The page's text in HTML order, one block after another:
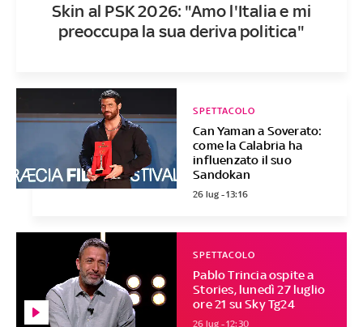
Skin al PSK 2026: "Amo l'Italia e mi
preoccupa la sua deriva politica"
Can Yaman a Soverato:
come la Calabria ha
influenzato il suo
Sandokan
SPETTACOLO
26 lug - 13:16
Pablo Trincia ospite a
Stories, lunedì 27 luglio
ore 21 su Sky Tg24
SPETTACOLO
26 lug - 12:30